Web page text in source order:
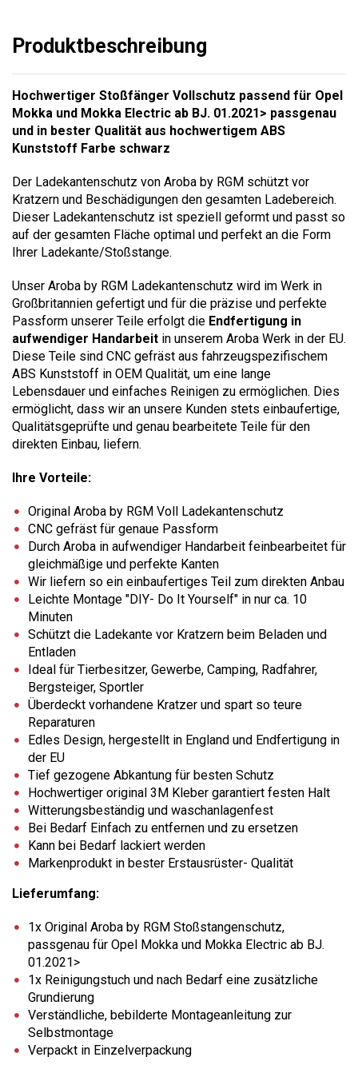
Produktbeschreibung
Hochwertiger Stoßfänger Vollschutz passend für Opel
Mokka und Mokka Electric ab BJ. 01.2021> passgenau
und in bester Qualität aus hochwertigem ABS
Kunststoff Farbe schwarz
Der Ladekantenschutz von Aroba by RGM schützt vor
Kratzern und Beschädigungen den gesamten Ladebereich.
Dieser Ladekantenschutz ist speziell geformt und passt so
auf der gesamten Fläche optimal und perfekt an die Form
Ihrer Ladekante/Stoßstange.
Unser Aroba by RGM Ladekantenschutz wird im Werk in
Großbritannien gefertigt und für die präzise und perfekte
Passform unserer Teile erfolgt die Endfertigung in
aufwendiger Handarbeit in unserem Aroba Werk in der EU.
Diese Teile sind CNC gefräst aus fahrzeugspezifischem
ABS Kunststoff in OEM Qualität, um eine lange
Lebensdauer und einfaches Reinigen zu ermöglichen. Dies
ermöglicht, dass wir an unsere Kunden stets einbaufertige,
Qualitätsgeprüfte und genau bearbeitete Teile für den
direkten Einbau, liefern.
Ihre Vorteile:
Original Aroba by RGM Voll Ladekantenschutz
CNC gefräst für genaue Passform
Durch Aroba in aufwendiger Handarbeit feinbearbeitet für
gleichmäßige und perfekte Kanten
Wir liefern so ein einbaufertiges Teil zum direkten Anbau
Leichte Montage "DIY- Do It Yourself" in nur ca. 10
Minuten
Schützt die Ladekante vor Kratzern beim Beladen und
Entladen
Ideal für Tierbesitzer, Gewerbe, Camping, Radfahrer,
Bergsteiger, Sportler
Überdeckt vorhandene Kratzer und spart so teure
Reparaturen
Edles Design, hergestellt in England und Endfertigung in
der EU
Tief gezogene Abkantung für besten Schutz
Hochwertiger original 3M Kleber garantiert festen Halt
Witterungsbeständig und waschanlagenfest
Bei Bedarf Einfach zu entfernen und zu ersetzen
Kann bei Bedarf lackiert werden
Markenprodukt in bester Erstausrüster- Qualität
Lieferumfang:
1x Original Aroba by RGM Stoßstangenschutz,
passgenau für Opel Mokka und Mokka Electric ab BJ.
01.2021>
1x Reinigungstuch und nach Bedarf eine zusätzliche
Grundierung
Verständliche, bebilderte Montageanleitung zur
Selbstmontage
Verpackt in Einzelverpackung